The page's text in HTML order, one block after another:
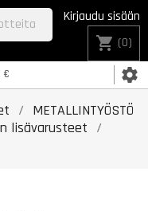
€ settings
Kirjaudu sisään
shopping_cart (0)
METALLINTYÖSTÖ
lisävarusteet